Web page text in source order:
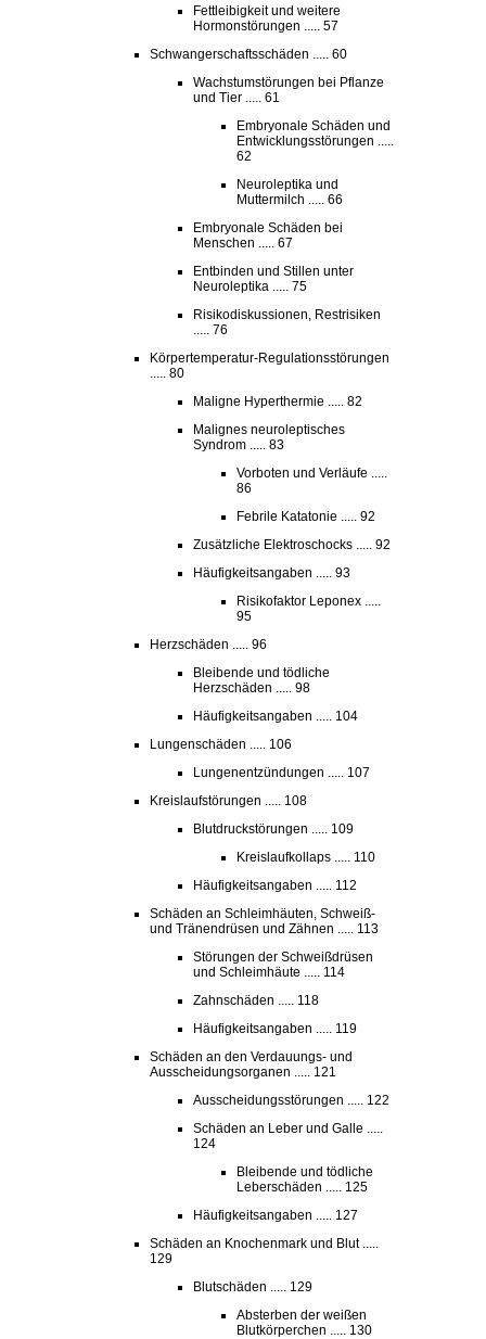
Fettleibigkeit und weitere
Hormonstörungen ..... 57
Schwangerschaftsschäden ..... 60
Wachstumstörungen bei Pflanze
und Tier ..... 61
Embryonale Schäden und
Entwicklungsstörungen .....
62
Neuroleptika und
Muttermilch ..... 66
Embryonale Schäden bei
Menschen ..... 67
Entbinden und Stillen unter
Neuroleptika ..... 75
Risikodiskussionen, Restrisiken
..... 76
Körpertemperatur-Regulationsstörungen
..... 80
Maligne Hyperthermie ..... 82
Malignes neuroleptisches
Syndrom ..... 83
Vorboten und Verläufe .....
86
Febrile Katatonie ..... 92
Zusätzliche Elektroschocks ..... 92
Häufigkeitsangaben ..... 93
Risikofaktor Leponex .....
95
Herzschäden ..... 96
Bleibende und tödliche
Herzschäden ..... 98
Häufigkeitsangaben ..... 104
Lungenschäden ..... 106
Lungenentzündungen ..... 107
Kreislaufstörungen ..... 108
Blutdruckstörungen ..... 109
Kreislaufkollaps ..... 110
Häufigkeitsangaben ..... 112
Schäden an Schleimhäuten, Schweiß-
und Tränendrüsen und Zähnen ..... 113
Störungen der Schweißdrüsen
und Schleimhäute ..... 114
Zahnschäden ..... 118
Häufigkeitsangaben ..... 119
Schäden an den Verdauungs- und
Ausscheidungsorganen ..... 121
Ausscheidungsstörungen ..... 122
Schäden an Leber und Galle .....
124
Bleibende und tödliche
Leberschäden ..... 125
Häufigkeitsangaben ..... 127
Schäden an Knochenmark und Blut .....
129
Blutschäden ..... 129
Absterben der weißen
Blutkörperchen ..... 130